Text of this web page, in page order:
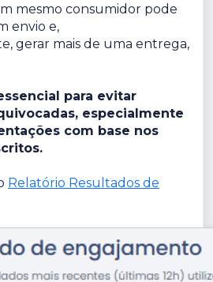
mesmo consumidor pode
envio e,
gerar mais de uma entrega,
para evitar
especialmente
com base nos
Relatório Resultados de